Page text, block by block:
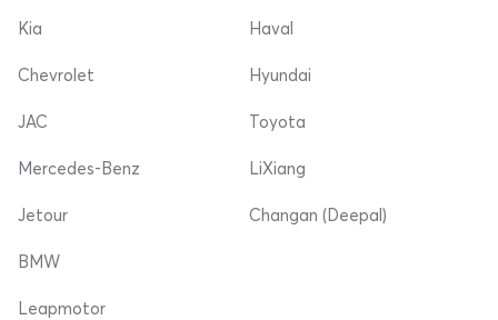
Kia
Chevrolet
Haval
Hyundai
JAC
Mercedes-Benz
Jetour
Toyota
LiXiang
Changan (Deepal)
BMW
Leapmotor